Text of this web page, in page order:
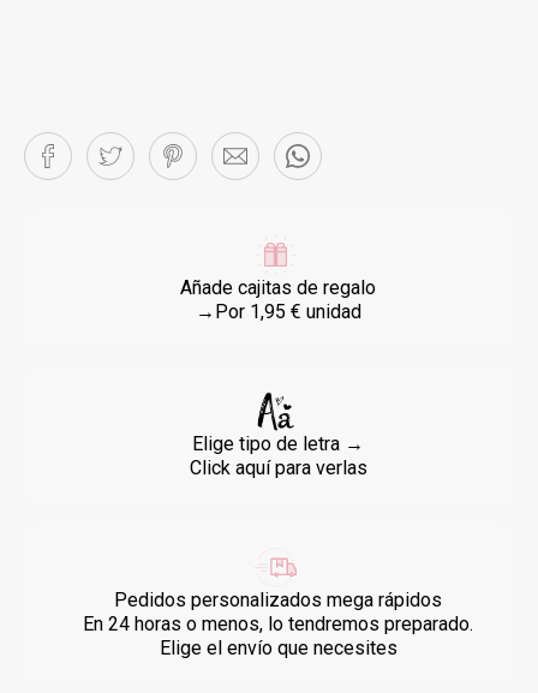
Añade cajitas de regalo
→Por 1,95 € unidad
Elige tipo de letra →
Click aquí para verlas
Pedidos personalizados mega rápidos
En 24 horas o menos, lo tendremos preparado.
Elige el envío que necesites